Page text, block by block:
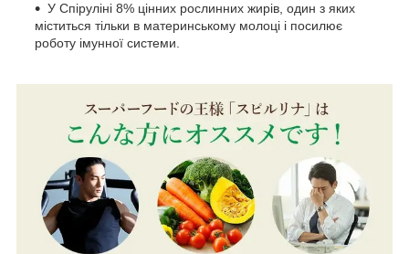
У Спіруліні 8% цінних рослинних жирів, один з яких
міститься тільки в материнському молоці і посилює
роботу імунної системи.